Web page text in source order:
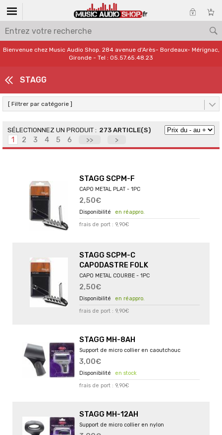
Bienvenue chez Music Audio Shop. 284 avenue d'Arès- Bordeaux- Mérignac,
Gironde - Tel : 05.57.65.48.23
STAGG
[ Filtrer par catégorie ]
273 ARTICLE(S)
1 2 3 4 5 6 >> >
STAGG SCPM-F
CAPO METAL PLAT - 1PC
2,50€
en réappro.
frais de port : 9,90€
STAGG SCPM-C
CAPODASTRE FOLK
CAPO METAL COURBE - 1PC
2,50€
en réappro.
frais de port : 9,90€
STAGG MH-8AH
Support de micro collier en caoutchouc
3,00€
en stock
frais de port : 9,90€
STAGG MH-12AH
Support de micro collier en nylon